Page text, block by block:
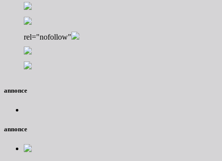
rel="nofollow"
annonce
annonce